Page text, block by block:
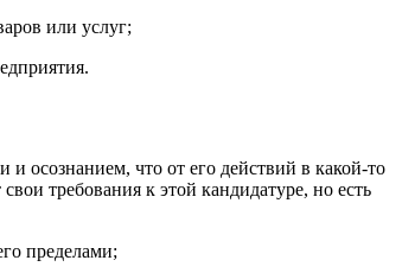
или услуг;
осознанием, что от его действий в какой-то
требования к этой кандидатуре, но есть
пределами;